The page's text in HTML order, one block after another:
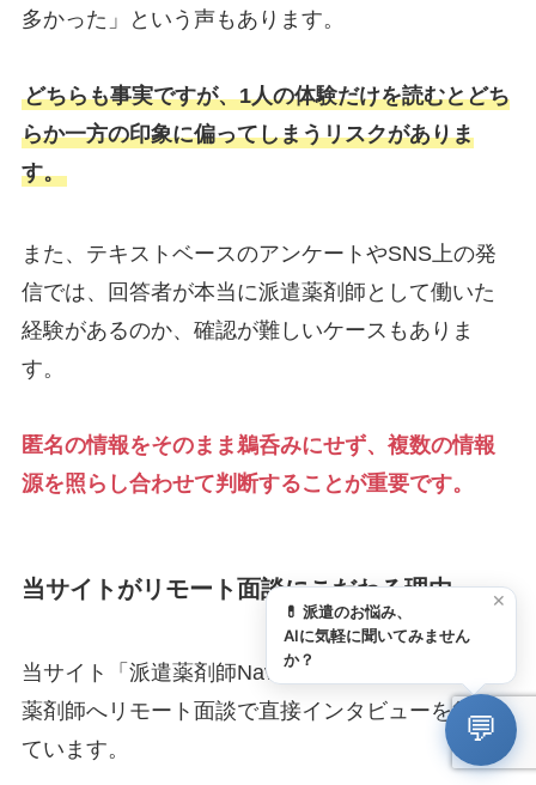
多かった」という声もあります。
どちらも事実ですが、1人の体験だけを読むとどち
らか一方の印象に偏ってしまうリスクがありま
す。
また、テキストベースのアンケートやSNS上の発
信では、回答者が本当に派遣薬剤師として働いた
経験があるのか、確認が難しいケースもありま
す。
匿名の情報をそのまま鵜呑みにせず、複数の情報
源を照らし合わせて判断することが重要です。
当サイトがリモート面談にこだわる理由
当サイト「派遣薬剤師Navi」では、現役・元派遣
薬剤師へリモート面談で直接インタビューを行っ
ています。
✕
💊 派遣のお悩み、
AIに気軽に聞いてみません
か？
💬